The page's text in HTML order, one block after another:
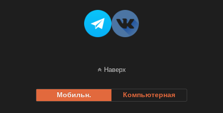
Наверх
Мобильн. Компьютерная